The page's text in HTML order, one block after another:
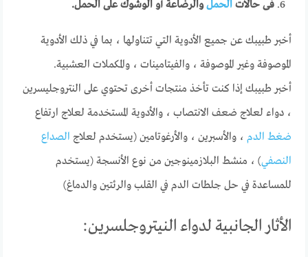
فى حالاتالحملوالرضاعة أو الوشوك على الحمل.
أخبر طبيبك عن جميع الأدوية التي تتناولها ، بما في ذلك الأدوية
الموصوفة وغير الموصوفة ، والفيتامينات ، والمكملات العشبية.
أخبر طبيبك إذا كنت تأخذ منتجات أخرى تحتوي على النتروجليسرين
، دواء لعلاج ضعف الانتصاب ، والأدوية المستخدمة لعلاج ارتفاع
ضغط الدم ، والأسبرين ، والأرغوتامين (يستخدم لعلاج الصداع
النصفي) ، منشط البلازمينوجين من نوع الأنسجة (يستخدم
للمساعدة في حل جلطات الدم في القلب والرئتين والدماغ)
الأثار الجانبية لدواء النيتروجلسرين: